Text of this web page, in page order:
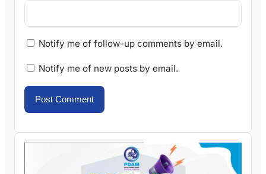
Notify me of follow-up comments by email.
Notify me of new posts by email.